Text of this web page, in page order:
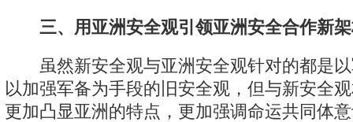
三、用亚洲安全观引领亚洲安全合作新架
虽然新安全观与亚洲安全观针对的都是以
以加强军备为手段的旧安全观，但与新安全
更加凸显亚洲的特点，更加强调命运共同体